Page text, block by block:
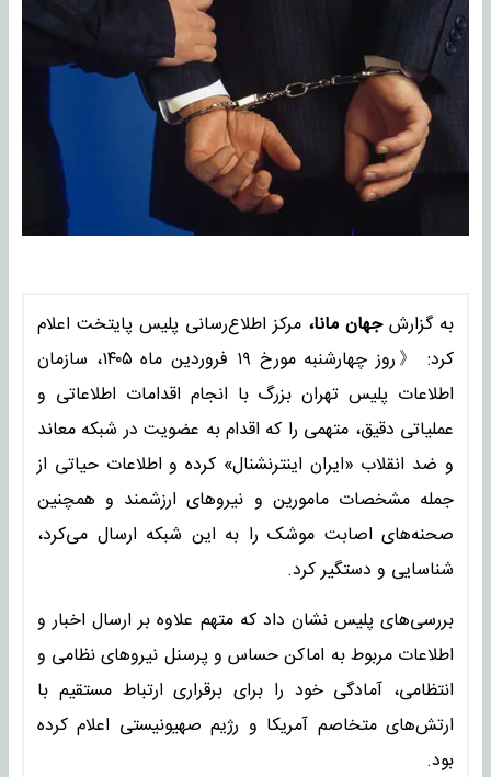
به گزارشجهان مانا، مرکز اطلاع‌رسانی پلیس پایتخت اعلام
کرد: 《روز چهارشنبه مورخ ۱۹ فروردین ماه ۱۴۰۵، سازمان
اطلاعات پلیس تهران بزرگ با انجام اقدامات اطلاعاتی و
عملیاتی دقیق، متهمی را که اقدام به عضویت در شبکه معاند
و ضد انقلاب «ایران اینترنشنال» کرده و اطلاعات حیاتی از
جمله مشخصات مامورین و نیروهای ارزشمند و همچنین
صحنه‌های اصابت موشک را به این شبکه ارسال می‌کرد،
شناسایی و دستگیر کرد.
بررسی‌های پلیس نشان داد که متهم علاوه بر ارسال اخبار و
اطلاعات مربوط به اماکن حساس و پرسنل نیروهای نظامی و
انتظامی، آمادگی خود را برای برقراری ارتباط مستقیم با
ارتش‌های متخاصم آمریکا و رژیم صهیونیستی اعلام کرده
بود.